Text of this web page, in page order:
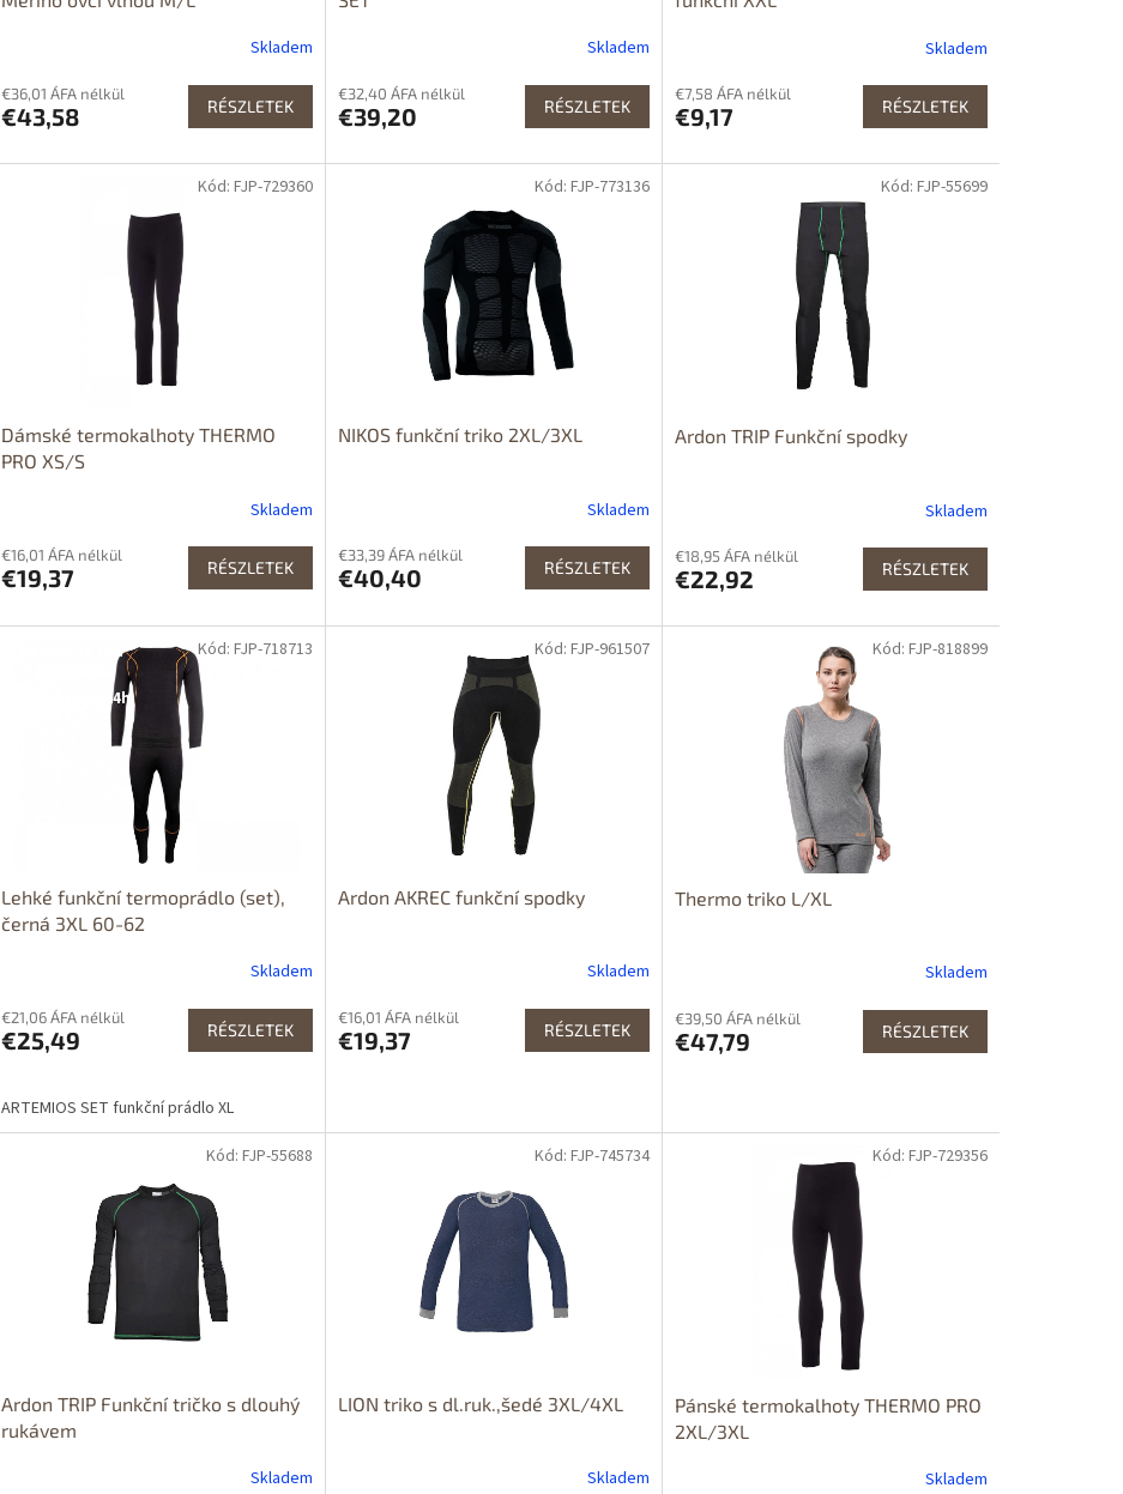
Skladem
€36,01 ÁFA nélkül
€43,58 RÉSZLETEK
Skladem
€32,40 ÁFA nélkül
€39,20 RÉSZLETEK
Skladem
€7,58 ÁFA nélkül
€9,17 RÉSZLETEK
Dámské termokalhoty THERMO
PRO XS/S
Skladem
€16,01 ÁFA nélkül
€19,37 RÉSZLETEK
Kód: FJP-729360
NIKOS funkční triko 2XL/3XL
Skladem
€33,39 ÁFA nélkül
€40,40 RÉSZLETEK
Kód: FJP-773136
Ardon TRIP Funkční spodky
Skladem
€18,95 ÁFA nélkül
€22,92 RÉSZLETEK
Kód: FJP-55699
Dostupné i na
Dostupnost 24h
Lehké funkční termoprádlo (set),
černá 3XL 60-62
Skladem
€21,06 ÁFA nélkül
€25,49 RÉSZLETEK
ARTEMIOS SET funkční prádlo XL
Kód: FJP-718713
Ardon AKREC funkční spodky
Skladem
€16,01 ÁFA nélkül
€19,37 RÉSZLETEK
Kód: FJP-961507
Thermo triko L/XL
Skladem
€39,50 ÁFA nélkül
€47,79 RÉSZLETEK
Kód: FJP-818899
Ardon TRIP Funkční tričko s dlouhý
rukávem
Skladem
Kód: FJP-55688
LION triko s dl.ruk.,šedé 3XL/4XL
Skladem
Kód: FJP-745734
Pánské termokalhoty THERMO PRO
2XL/3XL
Skladem
Kód: FJP-729356